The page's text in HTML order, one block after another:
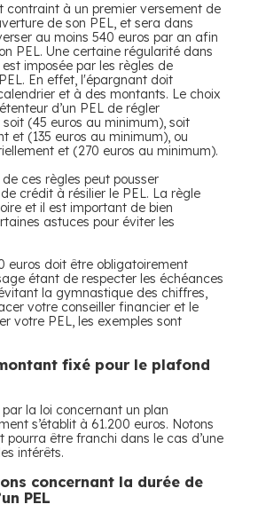
contraint à un premier versement de
de son PEL, et sera dans
au moins 540 euros par an afin
PEL. Une certaine régularité dans
imposée par les règles de
En effet, l'épargnant doit
et à des montants. Le choix
d’un PEL de régler
(45 euros au minimum), soit
et (135 euros au minimum), ou
et (270 euros au minimum).
ces règles peut pousser
crédit à résilier le PEL. La règle
et il est important de bien
astuces pour éviter les
euros doit être obligatoirement
étant de respecter les échéances
la gymnastique des chiffres,
votre conseiller financier et le
votre PEL, les exemples sont
fixé pour le plafond
la loi concernant un plan
s’établit à 61.200 euros. Notons
pourra être franchi dans le cas d’une
intérêts.
concernant la durée de
PEL